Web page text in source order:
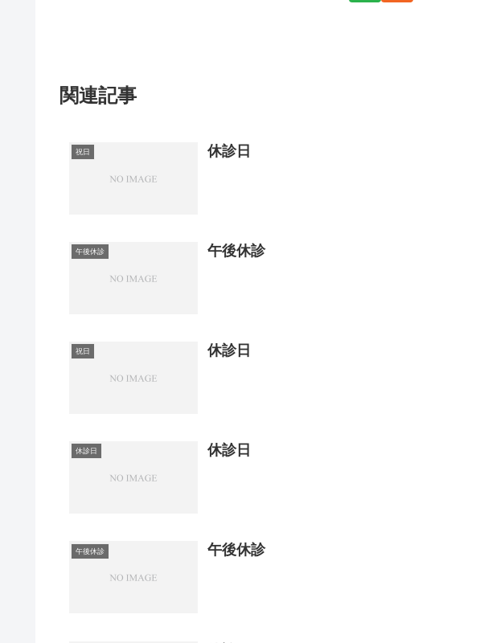
関連記事
祝日 休診日
午後休診 午後休診
祝日 休診日
休診日 休診日
午後休診 午後休診